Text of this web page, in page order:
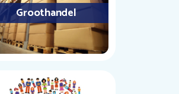
Groothandel